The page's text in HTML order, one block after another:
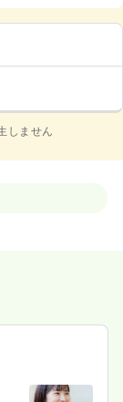
しません